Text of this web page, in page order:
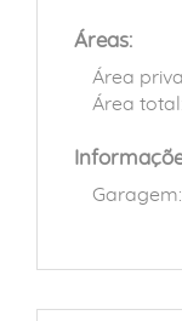
Áreas:
Área
Área total: